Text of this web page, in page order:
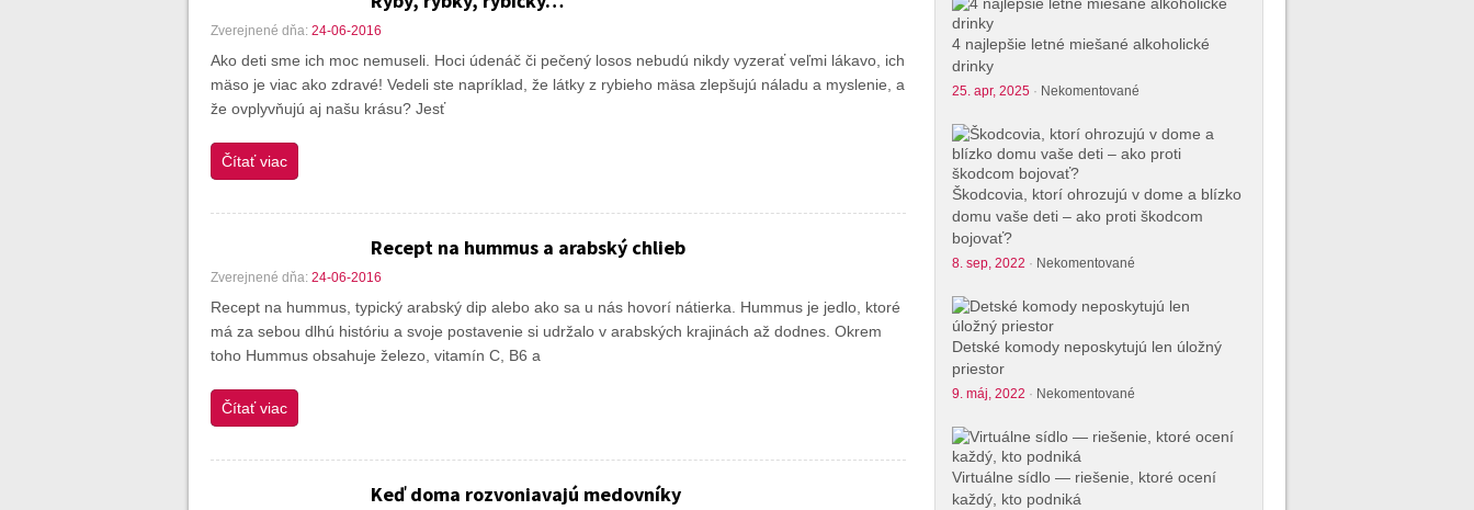
Zverejnené dňa: 24-06-2016
Ako deti sme ich moc nemuseli. Hoci údenáč či pečený losos nebudú nikdy vyzerať veľmi lákavo, ich
mäso je viac ako zdravé! Vedeli ste napríklad, že látky z rybieho mäsa zlepšujú náladu a myslenie, a
že ovplyvňujú aj našu krásu? Jesť
Čítať viac
Recept na hummus a arabský chlieb
Zverejnené dňa: 24-06-2016
Recept na hummus, typický arabský dip alebo ako sa u nás hovorí nátierka. Hummus je jedlo, ktoré
má za sebou dlhú históriu a svoje postavenie si udržalo v arabských krajinách až dodnes. Okrem
toho Hummus obsahuje železo, vitamín C, B6 a
Čítať viac
Keď doma rozvoniavajú medovníky
4 najlepšie letné miešané alkoholické
drinky
25. apr, 2025· Nekomentované
Škodcovia, ktorí ohrozujú v dome a blízko
domu vaše deti – ako proti škodcom
bojovať?
8. sep, 2022 · Nekomentované
Detské komody neposkytujú len úložný
priestor
9. máj, 2022 · Nekomentované
Virtuálne sídlo — riešenie, ktoré ocení
každý, kto podniká